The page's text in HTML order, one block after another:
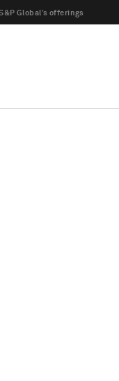
Global’s offerings